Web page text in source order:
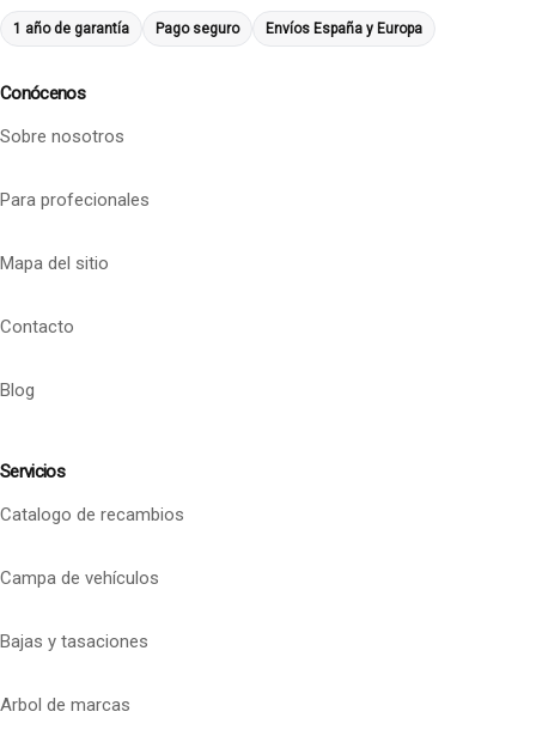
1 año de garantía Pago seguro Envíos España y Europa
Conócenos
Sobre nosotros
Para profecionales
Mapa del sitio
Contacto
Blog
Servicios
Catalogo de recambios
Campa de vehículos
Bajas y tasaciones
Arbol de marcas